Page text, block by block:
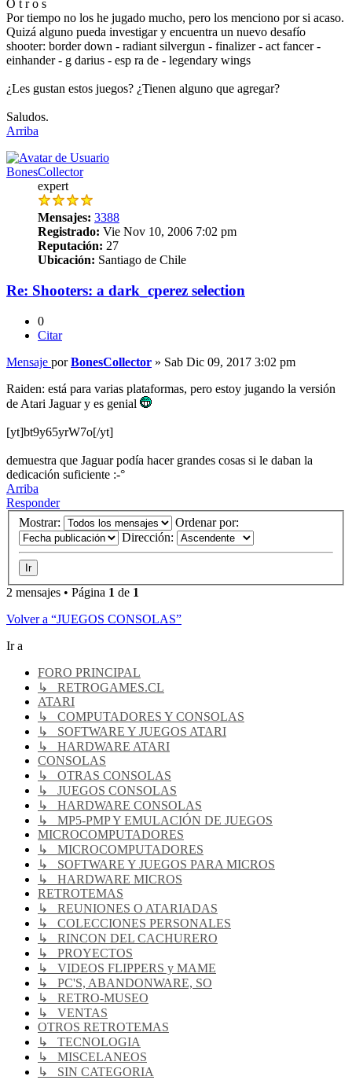
O t r o s
Por tiempo no los he jugado mucho, pero los menciono por si acaso.
Quizá alguno pueda investigar y encuentra un nuevo desafío
shooter: border down - radiant silvergun - finalizer - act fancer -
einhander - g darius - esp ra de - legendary wings
¿Les gustan estos juegos? ¿Tienen alguno que agregar?
Saludos.
Arriba
BonesCollector
expert
Mensajes: 3388
Registrado: Vie Nov 10, 2006 7:02 pm
Reputación: 27
Ubicación: Santiago de Chile
Re: Shooters: a dark_cperez selection
0
Citar
Mensaje porBonesCollector » Sab Dic 09, 2017 3:02 pm
Raiden: está para varias plataformas, pero estoy jugando la versión
de Atari Jaguar y es genial
[yt]bt9y65yrW7o[/yt]
demuestra que Jaguar podía hacer grandes cosas si le daban la
dedicación suficiente :-°
Arriba
Responder
Mostrar:
Ordenar por:
Dirección:
2 mensajes • Página 1 de 1
Volver a “JUEGOS CONSOLAS”
Ir a
FORO PRINCIPAL
↳ RETROGAMES.CL
ATARI
↳ COMPUTADORES Y CONSOLAS
↳ SOFTWARE Y JUEGOS ATARI
↳ HARDWARE ATARI
CONSOLAS
↳ OTRAS CONSOLAS
↳ JUEGOS CONSOLAS
↳ HARDWARE CONSOLAS
↳ MP5-PMP Y EMULACIÓN DE JUEGOS
MICROCOMPUTADORES
↳ MICROCOMPUTADORES
↳ SOFTWARE Y JUEGOS PARA MICROS
↳ HARDWARE MICROS
RETROTEMAS
↳ REUNIONES O ATARIADAS
↳ COLECCIONES PERSONALES
↳ RINCON DEL CACHURERO
↳ PROYECTOS
↳ VIDEOS FLIPPERS y MAME
↳ PC'S, ABANDONWARE, SO
↳ RETRO-MUSEO
↳ VENTAS
OTROS RETROTEMAS
↳ TECNOLOGIA
↳ MISCELANEOS
↳ SIN CATEGORIA